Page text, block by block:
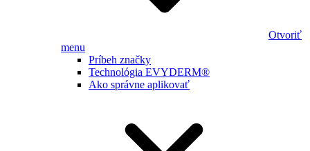
Otvoriť
menu
Príbeh značky
Technológia EVYDERM®
Ako správne aplikovať